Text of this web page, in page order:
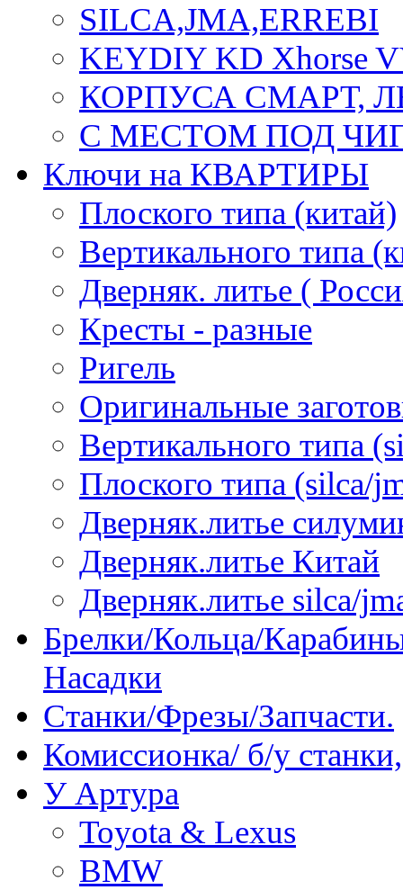
SILCA,JMA,ERREBI
KEYDIY KD Xhorse
КОРПУСА СМАРТ,
С МЕСТОМ ПОД
Ключи на КВАРТИРЫ
Плоского типа (китай)
Вертикального типа
Дверняк. литье (
Кресты - разные
Ригель
Оригинальные
Вертикального типа
Плоского типа (silca/
Дверняк.литье
Дверняк.литье Китай
Дверняк.литье silca/
Брелки/Кольца/
Насадки
Станки/Фрезы/Запчасти.
Комиссионка/ б/у
У Артура
Toyota & Lexus
BMW